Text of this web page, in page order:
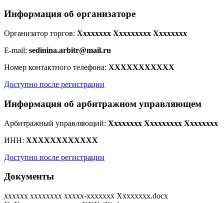
Информация об организаторе
Организатор торгов: Xxxxxxxx Xxxxxxxxx Xxxxxxxx
E-mail: sedinina.arbitr@mail.ru
Номер контактного телефона: XXXXXXXXXXX
Доступно после регистрации
Информация об арбитражном управляющем
Арбитражный управляющий: Xxxxxxxx Xxxxxxxxx Xxxxxxxx
ИНН: XXXXXXXXXXXX
Доступно после регистрации
Документы
xxxxxx xxxxxxxx xxxxx-xxxxxxx Xxxxxxxx.docx